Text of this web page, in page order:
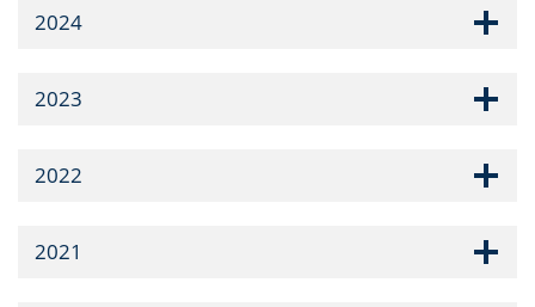
2024
2023
2022
2021